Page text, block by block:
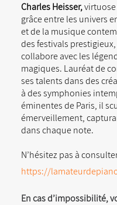
Charles Heisser,
grâce entre les univers
et de la musique
des festivals
collabore avec les
magiques. Lauréat de
ses talents dans des
à des symphonies
éminentes de Paris, il
émerveillement,
dans chaque note.
N’hésitez pas à
https://
En cas d’impossibilité,